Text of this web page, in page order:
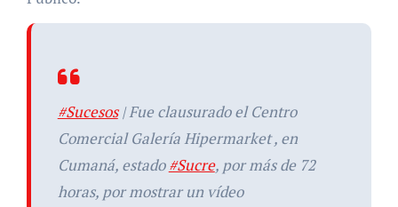
#Sucesos| Fue clausurado el Centro
Comercial Galería Hipermarket , en
Cumaná, estado#Sucre, por más de 72
horas, por mostrar un vídeo